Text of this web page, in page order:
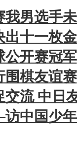
男选手
十一枚
公开赛冠军
围棋友谊赛
流 中日
中国少